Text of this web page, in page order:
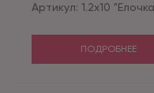
Артикул: 1.2х10
ПОДРОБНЕЕ